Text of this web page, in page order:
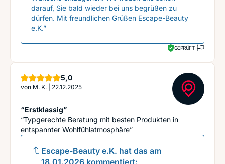
darauf, Sie bald wieder bei uns begrüßen zu
dürfen. Mit freundlichen Grüßen Escape-Beauty
e.K.”
GEPRÜFT
5,0Sterne
von M. K. 22.12.2025
“Erstklassig”
“Typgerechte Beratung mit besten Produkten in
entspannter Wohlfühlatmosphäre”
Escape-Beauty e.K. hat das am